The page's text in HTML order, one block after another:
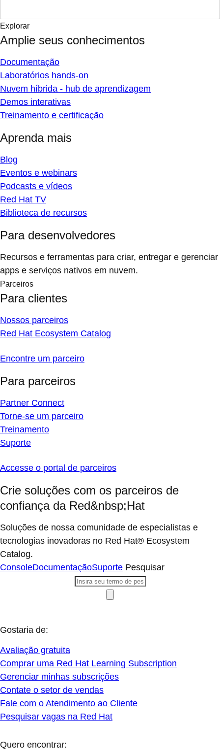
Explorar
Amplie seus conhecimentos
Documentação
Laboratórios hands-on
Nuvem híbrida - hub de aprendizagem
Demos interativas
Treinamento e certificação
Aprenda mais
Blog
Eventos e webinars
Podcasts e vídeos
Red Hat TV
Biblioteca de recursos
Para desenvolvedores
Recursos e ferramentas para criar, entregar e gerenciar
apps e serviços nativos em nuvem.
Parceiros
Para clientes
Nossos parceiros
Red Hat Ecosystem Catalog
Encontre um parceiro
Para parceiros
Partner Connect
Torne-se um parceiro
Treinamento
Suporte
Accesse o portal de parceiros
Crie soluções com os parceiros de
confiança da Red&nbsp;Hat
Soluções de nossa comunidade de especialistas e
tecnologias inovadoras no Red Hat® Ecosystem
Catalog.
ConsoleDocumentaçãoSuporte Pesquisar
Gostaria de:
Avaliação gratuita
Comprar uma Red Hat Learning Subscription
Gerenciar minhas subscrições
Contate o setor de vendas
Fale com o Atendimento ao Cliente
Pesquisar vagas na Red Hat
Quero encontrar: